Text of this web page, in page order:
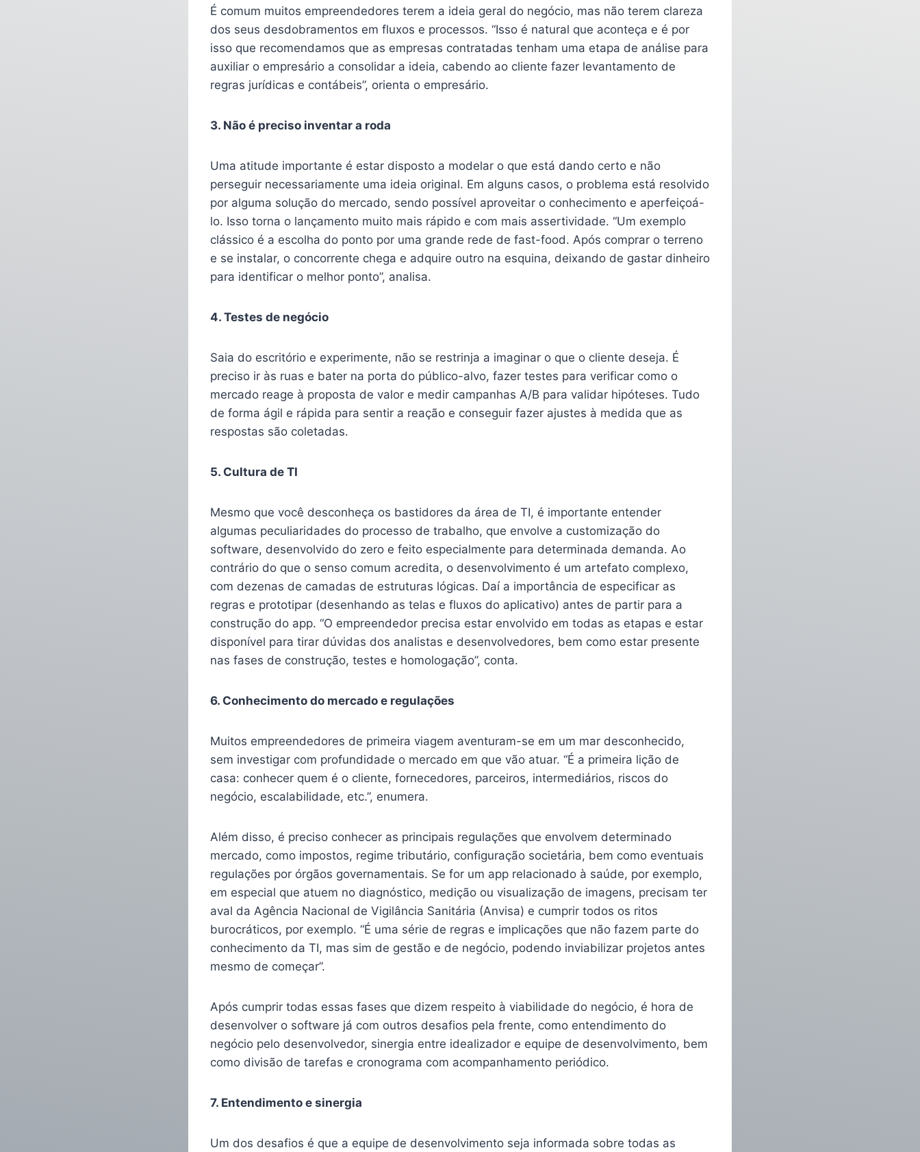
É comum muitos empreendedores terem a ideia geral do negócio, mas não terem clareza
dos seus desdobramentos em fluxos e processos. “Isso é natural que aconteça e é por
isso que recomendamos que as empresas contratadas tenham uma etapa de análise para
auxiliar o empresário a consolidar a ideia, cabendo ao cliente fazer levantamento de
regras jurídicas e contábeis”, orienta o empresário.
3. Não é preciso inventar a roda
Uma atitude importante é estar disposto a modelar o que está dando certo e não
perseguir necessariamente uma ideia original. Em alguns casos, o problema está resolvido
por alguma solução do mercado, sendo possível aproveitar o conhecimento e aperfeiçoá-
lo. Isso torna o lançamento muito mais rápido e com mais assertividade. “Um exemplo
clássico é a escolha do ponto por uma grande rede de fast-food. Após comprar o terreno
e se instalar, o concorrente chega e adquire outro na esquina, deixando de gastar dinheiro
para identificar o melhor ponto”, analisa.
4. Testes de negócio
Saia do escritório e experimente, não se restrinja a imaginar o que o cliente deseja. É
preciso ir às ruas e bater na porta do público-alvo, fazer testes para verificar como o
mercado reage à proposta de valor e medir campanhas A/B para validar hipóteses. Tudo
de forma ágil e rápida para sentir a reação e conseguir fazer ajustes à medida que as
respostas são coletadas.
5. Cultura de TI
Mesmo que você desconheça os bastidores da área de TI, é importante entender
algumas peculiaridades do processo de trabalho, que envolve a customização do
software, desenvolvido do zero e feito especialmente para determinada demanda. Ao
contrário do que o senso comum acredita, o desenvolvimento é um artefato complexo,
com dezenas de camadas de estruturas lógicas. Daí a importância de especificar as
regras e prototipar (desenhando as telas e fluxos do aplicativo) antes de partir para a
construção do app. “O empreendedor precisa estar envolvido em todas as etapas e estar
disponível para tirar dúvidas dos analistas e desenvolvedores, bem como estar presente
nas fases de construção, testes e homologação”, conta.
6. Conhecimento do mercado e regulações
Muitos empreendedores de primeira viagem aventuram-se em um mar desconhecido,
sem investigar com profundidade o mercado em que vão atuar. “É a primeira lição de
casa: conhecer quem é o cliente, fornecedores, parceiros, intermediários, riscos do
negócio, escalabilidade, etc.”, enumera.
Além disso, é preciso conhecer as principais regulações que envolvem determinado
mercado, como impostos, regime tributário, configuração societária, bem como eventuais
regulações por órgãos governamentais. Se for um app relacionado à saúde, por exemplo,
em especial que atuem no diagnóstico, medição ou visualização de imagens, precisam ter
aval da Agência Nacional de Vigilância Sanitária (Anvisa) e cumprir todos os ritos
burocráticos, por exemplo. “É uma série de regras e implicações que não fazem parte do
conhecimento da TI, mas sim de gestão e de negócio, podendo inviabilizar projetos antes
mesmo de começar”.
Após cumprir todas essas fases que dizem respeito à viabilidade do negócio, é hora de
desenvolver o software já com outros desafios pela frente, como entendimento do
negócio pelo desenvolvedor, sinergia entre idealizador e equipe de desenvolvimento, bem
como divisão de tarefas e cronograma com acompanhamento periódico.
7. Entendimento e sinergia
Um dos desafios é que a equipe de desenvolvimento seja informada sobre todas as